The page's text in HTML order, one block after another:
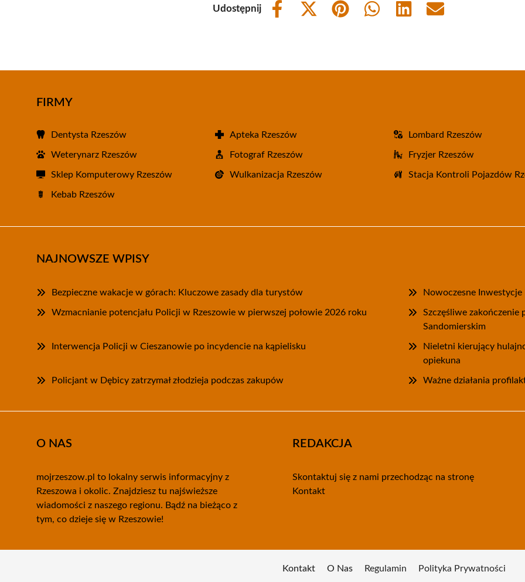
Udostępnij
Share
Share
Share
Share
Share
Share
FIRMY
Dentysta Rzeszów Apteka Rzeszów Lombard Rzeszów
Weterynarz Rzeszów Fotograf Rzeszów Fryzjer Rzeszów
Sklep Komputerowy Rzeszów Wulkanizacja Rzeszów Stacja Kontroli Pojazdów
Kebab Rzeszów
NAJNOWSZE WPISY
Bezpieczne wakacje w górach: Kluczowe zasady dla turystów Nowoczesne Inwestycje
Wzmacnianie potencjału Policji w Rzeszowie w pierwszej połowie 2026 roku
Szczęśliwe
Sandomierskim
Interwencja Policji w Cieszanowie po incydencie na kąpielisku
Nieletni kierujący
opiekuna
Policjant w Dębicy zatrzymał złodzieja podczas zakupów Ważne działania
O NAS
mojrzeszow.pl to lokalny serwis informacyjny z
Rzeszowa i okolic. Znajdziesz tu najświeższe
wiadomości z naszego regionu. Bądź na bieżąco z
tym, co dzieje się w Rzeszowie!
REDAKCJA
Skontaktuj się z nami przechodząc na stronę
Kontakt
Kontakt O Nas Regulamin Polityka Prywatności